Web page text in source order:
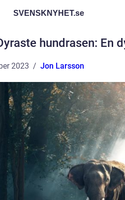
SVENSKNYHET.se
hundrasen: En
2023 Jon Larsson